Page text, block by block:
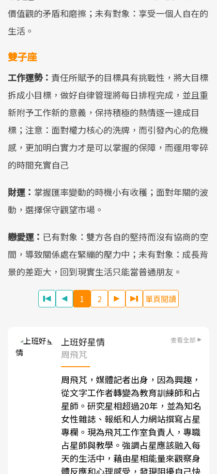
價值觀的矛盾和磨擦；未有對象：享受一個人自在的
生活。
雙子座
工作運勢： 責任所賦予的目標具有挑戰性，將大目標
拆成小目標，做好自律管理將每日排程完成，並且重
新附予工作新的意義，保持積極的熱情逐一達成目
標；注意：面對權力核心的洗牌，而引發內心的危機
感，更加明白實力才是可以掌握的保障，而運用零碎
的時間充實自己
財運： 掌握匯率變動的時機小有收穫；面對年關的波
動，選擇保守觀望市場。
戀愛運： 已有對象：雙方各自的堅持而沒有協商的空
間，導致關係處在緊繃的壓力中；未有對象：成長背
景的差距大，回到現實生活只能當普通朋友。
1 2 單頁閱讀
上班好星情 查看全部
周飛芃
周飛芃，媒體記者出身，因為興趣，
從文字工作者轉變為教育訓練師和占
星師。研究星相超過20年，並為知名
女性雜誌、報紙和人力網站撰寫占星
專欄。現為飛芃工作室負責人，專職
占星師與教學。強調占星應該融入每
天的生活中，藉由星相能量來觀察身
體反應和心理感受，發現阻擾自己快